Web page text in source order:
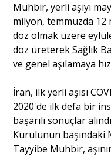
Muhbir, yerli aşıyı
milyon, temmuzda
doz olmak üzere
doz üreterek Sağlık
ve genel aşılamaya
İran, ilk yerli aşısı
2020'de ilk defa bir
başarılı sonuçlar
Kurulunun başındaki
Tayyibe Muhbir,